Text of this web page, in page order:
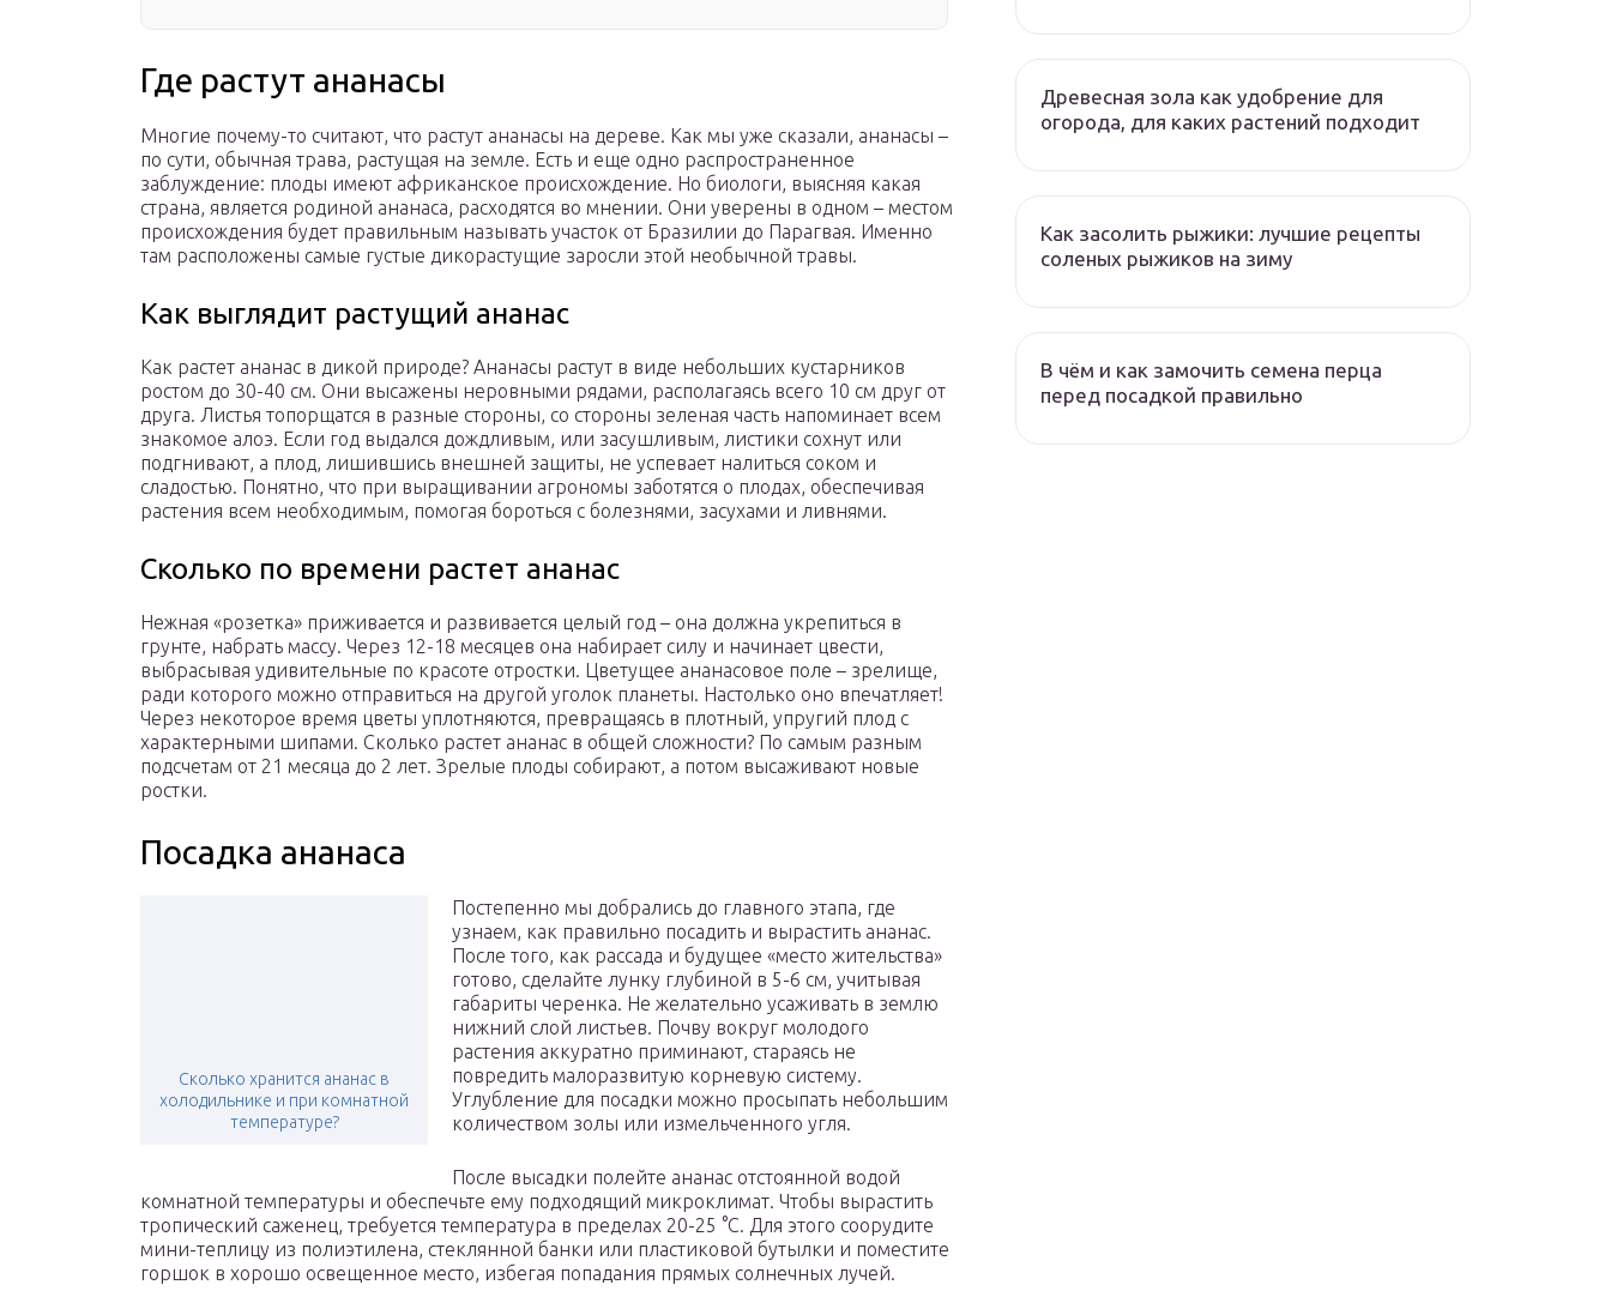
Где растут ананасы
Многие почему-то считают, что растут ананасы на дереве. Как мы уже сказали, ананасы –
по сути, обычная трава, растущая на земле. Есть и еще одно распространенное
заблуждение: плоды имеют африканское происхождение. Но биологи, выясняя какая
страна, является родиной ананаса, расходятся во мнении. Они уверены в одном – местом
происхождения будет правильным называть участок от Бразилии до Парагвая. Именно
там расположены самые густые дикорастущие заросли этой необычной травы.
Как выглядит растущий ананас
Как растет ананас в дикой природе? Ананасы растут в виде небольших кустарников
ростом до 30-40 см. Они высажены неровными рядами, располагаясь всего 10 см друг от
друга. Листья топорщатся в разные стороны, со стороны зеленая часть напоминает всем
знакомое алоэ. Если год выдался дождливым, или засушливым, листики сохнут или
подгнивают, а плод, лишившись внешней защиты, не успевает налиться соком и
сладостью. Понятно, что при выращивании агрономы заботятся о плодах, обеспечивая
растения всем необходимым, помогая бороться с болезнями, засухами и ливнями.
Сколько по времени растет ананас
Нежная «розетка» приживается и развивается целый год – она должна укрепиться в
грунте, набрать массу. Через 12-18 месяцев она набирает силу и начинает цвести,
выбрасывая удивительные по красоте отростки. Цветущее ананасовое поле – зрелище,
ради которого можно отправиться на другой уголок планеты. Настолько оно впечатляет!
Через некоторое время цветы уплотняются, превращаясь в плотный, упругий плод с
характерными шипами. Сколько растет ананас в общей сложности? По самым разным
подсчетам от 21 месяца до 2 лет. Зрелые плоды собирают, а потом высаживают новые
ростки.
Посадка ананаса
Сколько хранится ананас в
холодильнике и при комнатной
температуре?
Постепенно мы добрались до главного этапа, где
узнаем, как правильно посадить и вырастить ананас.
После того, как рассада и будущее «место жительства»
готово, сделайте лунку глубиной в 5-6 см, учитывая
габариты черенка. Не желательно усаживать в землю
нижний слой листьев. Почву вокруг молодого
растения аккуратно приминают, стараясь не
повредить малоразвитую корневую систему.
Углубление для посадки можно просыпать небольшим
количеством золы или измельченного угля.
После высадки полейте ананас отстоянной водой
комнатной температуры и обеспечьте ему подходящий микроклимат. Чтобы вырастить
тропический саженец, требуется температура в пределах 20-25 °C. Для этого соорудите
мини-теплицу из полиэтилена, стеклянной банки или пластиковой бутылки и поместите
горшок в хорошо освещенное место, избегая попадания прямых солнечных лучей.
Древесная зола как удобрение для
огорода, для каких растений подходит
Как засолить рыжики: лучшие рецепты
соленых рыжиков на зиму
В чём и как замочить семена перца
перед посадкой правильно